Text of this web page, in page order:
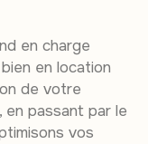
en charge
en location
de votre
en passant par le
vos